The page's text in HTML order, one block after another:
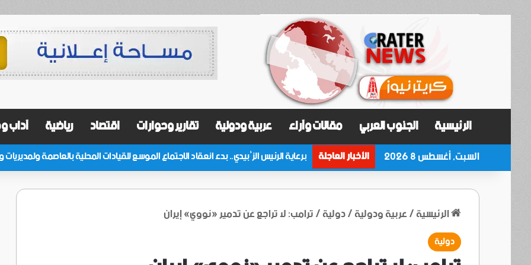
الرئيسية الجنوب العربي مقالات وآراء عربية ودولية تقارير وحوارات اقتصاد رياضية آداب
السبت, أغسطس 8 2026 الأخبار العاجلة
الرئيسية/عربية ودولية/دولية/ترامب: لا تراجع عن تدمير «نووي» إيران
دولية